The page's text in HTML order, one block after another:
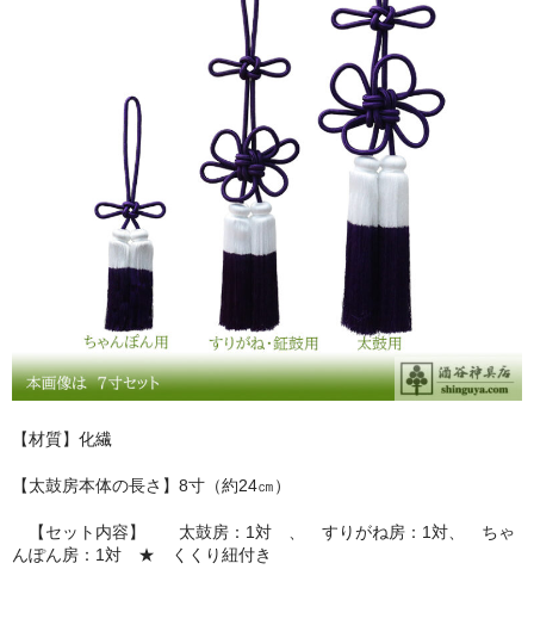
別注品について
会社概要
お問い合わせ
ユーザーログイン
お買物かご
【材質】化繊
【太鼓房本体の長さ】8寸（約24㎝）
【セット内容】 太鼓房：1対 、 すりがね房：1対、 ちゃ
んぽん房：1対 ★ くくり紐付き